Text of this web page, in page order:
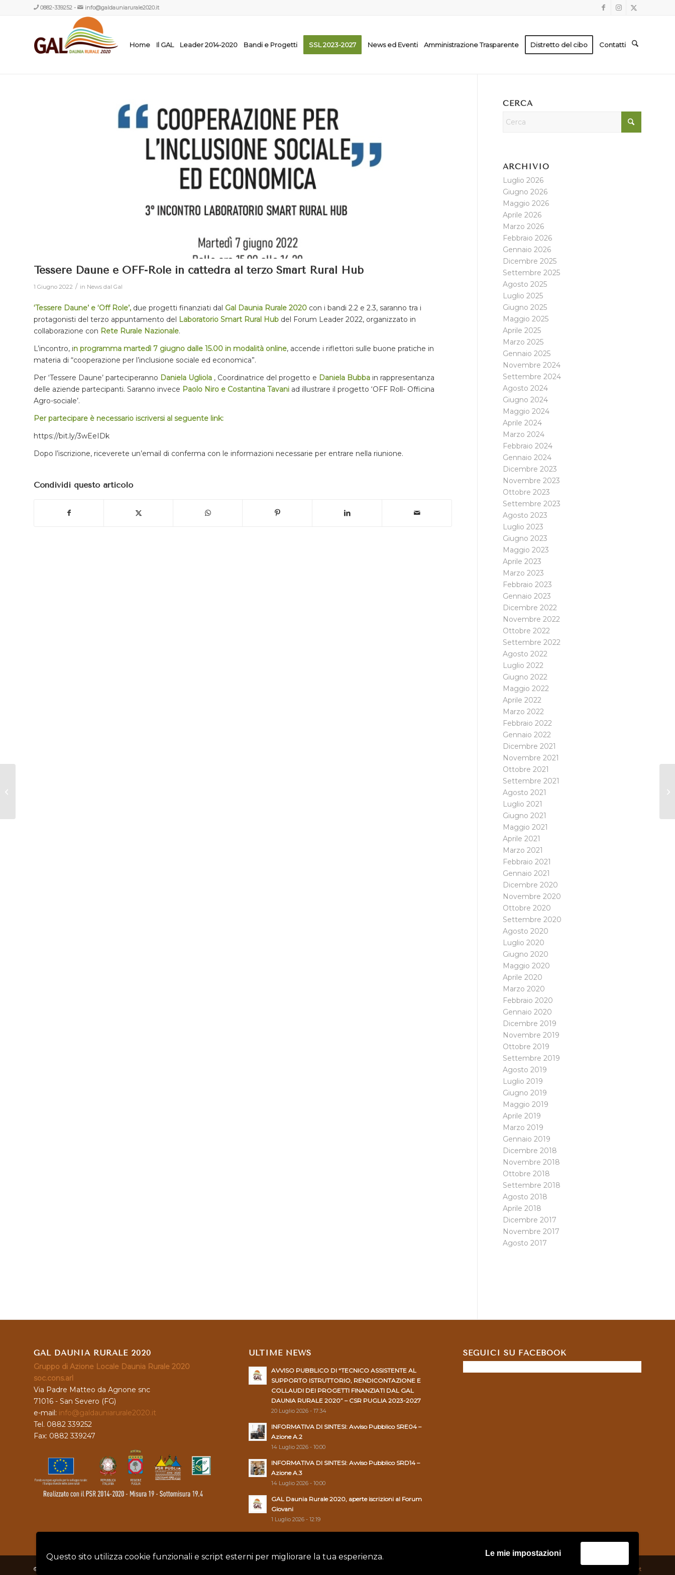
Questo sito utilizza cookie funzionali e script esterni per migliorare la tua esperienza. Le mie impostazioni
0882-339252 - info@galdauniarurale2020.it
Home Il GAL Leader 2014-2020 Bandi e Progetti SSL 2023-2027 News ed Eventi Amministrazione Trasparente Distretto del cibo Contatti
Tessere Daune e OFF-Role in cattedra al terzo Smart Rural Hub
1 Giugno 2022 / in News dal Gal
‘Tessere Daune’ e ‘Off Role’, due progetti finanziati dal Gal Daunia Rurale 2020 con i bandi 2.2 e 2.3, saranno tra i
protagonisti del terzo appuntamento del
Laboratorio Smart Rural Hub del Forum Leader 2022, organizzato in
collaborazione con Rete Rurale Nazionale.
L’incontro, in programma martedì 7 giugno dalle 15.00 in modalità online, accende i riflettori sulle buone pratiche in
materia di “cooperazione per l’inclusione sociale ed economica”.
Per ‘Tessere Daune’ parteciperanno Daniela Ugliola , Coordinatrice del progetto e Daniela Bubba in rappresentanza
delle aziende partecipanti. Saranno invece Paolo Niro e Costantina Tavani ad illustrare il progetto ‘OFF Roll- Officina
Agro-sociale’.
Per partecipare è necessario iscriversi al seguente link:
https://bit.ly/3wEeIDk
Dopo l’iscrizione, riceverete un’email di conferma con le informazioni necessarie per entrare nella riunione.
Condividi questo articolo
CERCA
ARCHIVIO
Luglio 2026
Giugno 2026
Maggio 2026
Aprile 2026
Marzo 2026
Febbraio 2026
Gennaio 2026
Dicembre 2025
Settembre 2025
Agosto 2025
Luglio 2025
Giugno 2025
Maggio 2025
Aprile 2025
Marzo 2025
Gennaio 2025
Novembre 2024
Settembre 2024
Agosto 2024
Giugno 2024
Maggio 2024
Aprile 2024
Marzo 2024
Febbraio 2024
Gennaio 2024
Dicembre 2023
Novembre 2023
Ottobre 2023
Settembre 2023
Agosto 2023
Luglio 2023
Giugno 2023
Maggio 2023
Aprile 2023
Marzo 2023
Febbraio 2023
Gennaio 2023
Dicembre 2022
Novembre 2022
Ottobre 2022
Settembre 2022
Agosto 2022
Luglio 2022
Giugno 2022
Maggio 2022
Aprile 2022
Marzo 2022
Febbraio 2022
Gennaio 2022
Dicembre 2021
Novembre 2021
Ottobre 2021
Settembre 2021
Agosto 2021
Luglio 2021
Giugno 2021
Maggio 2021
Aprile 2021
Marzo 2021
Febbraio 2021
Gennaio 2021
Dicembre 2020
Novembre 2020
Ottobre 2020
Settembre 2020
Agosto 2020
Luglio 2020
Giugno 2020
Maggio 2020
Aprile 2020
Marzo 2020
Febbraio 2020
Gennaio 2020
Dicembre 2019
Novembre 2019
Ottobre 2019
Settembre 2019
Agosto 2019
Luglio 2019
Giugno 2019
Maggio 2019
Aprile 2019
Marzo 2019
Gennaio 2019
Dicembre 2018
Novembre 2018
Ottobre 2018
Settembre 2018
Agosto 2018
Aprile 2018
Dicembre 2017
Novembre 2017
Agosto 2017
GAL DAUNIA RURALE 2020
Gruppo di Azione Locale Daunia Rurale 2020
soc.cons.arl
Via Padre Matteo da Agnone snc
71016 - San Severo (FG)
e-mail: info@galdauniarurale2020.it
Tel. 0882 339252
Fax: 0882 339247
ULTIME NEWS
AVVISO PUBBLICO DI “TECNICO ASSISTENTE AL
SUPPORTO ISTRUTTORIO, RENDICONTAZIONE E
COLLAUDI DEI PROGETTI FINANZIATI DAL GAL
DAUNIA RURALE 2020” – CSR PUGLIA 2023-2027
20 Luglio 2026 - 17:34
INFORMATIVA DI SINTESI: Avviso Pubblico SRE04 –
Azione A.2
14 Luglio 2026 - 10:00
INFORMATIVA DI SINTESI: Avviso Pubblico SRD14 –
Azione A.3
14 Luglio 2026 - 10:00
GAL Daunia Rurale 2020, aperte iscrizioni al Forum
Giovani
1 Luglio 2026 - 12:19
SEGUICI SU FACEBOOK
© Copyright - GAL DAUNIA RURALE 2020 - P.IVA: 04128760719 | Asernet